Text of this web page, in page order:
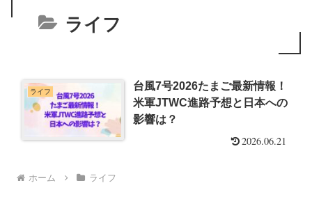
ライフ
ライフ
台風7号2026たまご最新情報！
米軍JTWC進路予想と日本への
影響は？
2026.06.21
ホーム ライフ